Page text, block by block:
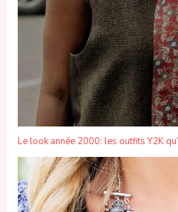
Le look année 2000: les outfits Y2K